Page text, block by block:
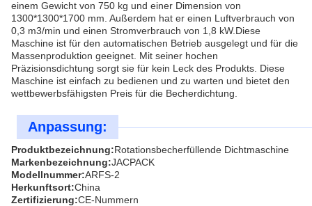
einem Gewicht von 750 kg und einer Dimension von
1300*1300*1700 mm. Außerdem hat er einen Luftverbrauch von
0,3 m3/min und einen Stromverbrauch von 1,8 kW.Diese
Maschine ist für den automatischen Betrieb ausgelegt und für die
Massenproduktion geeignet. Mit seiner hochen
Präzisionsdichtung sorgt sie für kein Leck des Produkts. Diese
Maschine ist einfach zu bedienen und zu warten und bietet den
wettbewerbsfähigsten Preis für die Becherdichtung.
Anpassung:
Produktbezeichnung:Rotationsbecherfüllende Dichtmaschine
Markenbezeichnung:JACPACK
Modellnummer:ARFS-2
Herkunftsort:China
Zertifizierung:CE-Nummern